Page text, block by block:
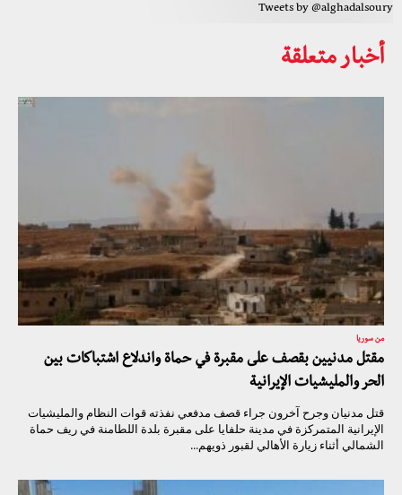
Tweets by @alghadalsoury
أخبار متعلقة
من سوريا
مقتل مدنيين بقصف على مقبرة في حماة واندلاع اشتباكات بين
الحر والمليشيات الإيرانية
قتل مدنيان وجرح آخرون جراء قصف مدفعي نفذته قوات النظام والمليشيات
الإيرانية المتمركزة في مدينة حلفايا على مقبرة بلدة اللطامنة في ريف حماة
الشمالي أثناء زيارة الأهالي لقبور ذويهم...